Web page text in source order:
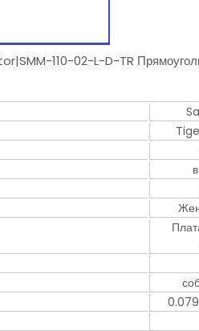
110-02-L-D-TR